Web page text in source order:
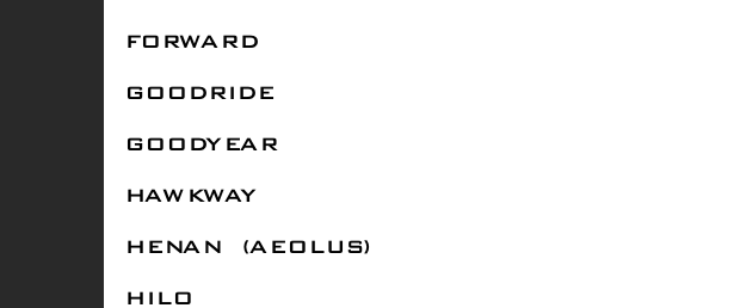
FORWARD
GOODRIDE
GOODYEAR
HAWKWAY
HENAN (AEOLUS)
HILO